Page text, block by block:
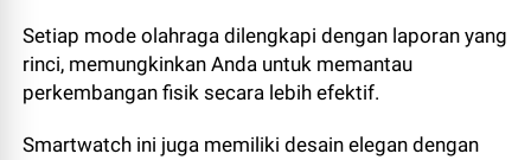
Setiap mode olahraga dilengkapi dengan laporan yang
rinci, memungkinkan Anda untuk memantau
perkembangan fisik secara lebih efektif.
Smartwatch ini juga memiliki desain elegan dengan